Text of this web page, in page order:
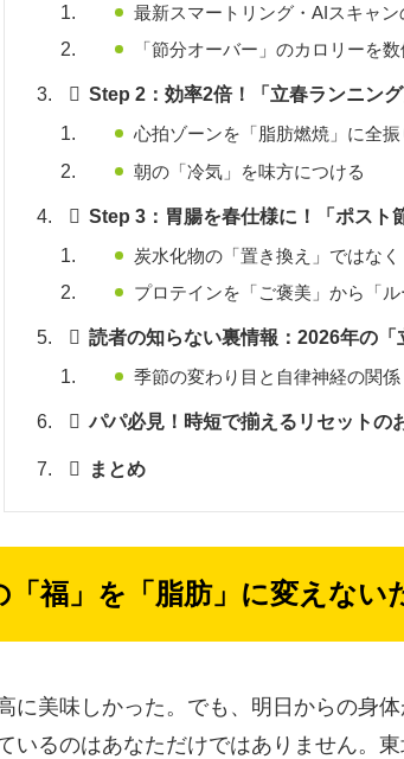
最新スマートリング・AIスキャン
「節分オーバー」のカロリーを
Step 2：効率2倍！「立春ランニン
心拍ゾーンを「脂肪燃焼」に全振
朝の「冷気」を味方につける
Step 3：胃腸を春仕様に！「ポスト
炭水化物の「置き換え」ではなく
プロテインを「ご褒美」から「
読者の知らない裏情報：2026年の
季節の変わり目と自律神経の関係
パパ必見！時短で揃えるリセットの
まとめ
「福」を「脂肪」に変えない
高に美味しかった。でも、明日からの
いるのはあなただけではありません。